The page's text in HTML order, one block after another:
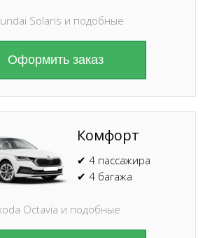
Оформить заказ
Solaris и подобные
Комфорт
Octavia и подобные
✔ 4 пассажира
✔ 4 багажа